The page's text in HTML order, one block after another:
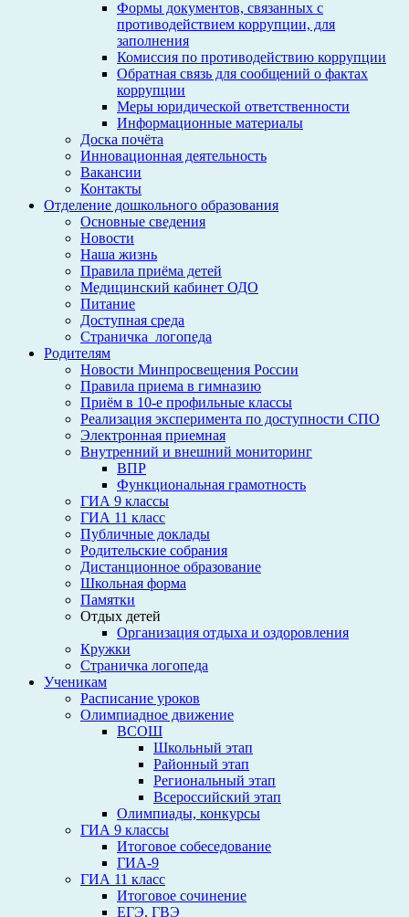
Формы документов, связанных с
противодействием коррупции, для
заполнения
Комиссия по противодействию коррупции
Обратная связь для сообщений о фактах
коррупции
Меры юридической ответственности
Информационные материалы
Доска почёта
Инновационная деятельность
Вакансии
Контакты
Отделение дошкольного образования
Основные сведения
Новости
Наша жизнь
Правила приёма детей
Медицинский кабинет ОДО
Питание
Доступная среда
Страничка_логопеда
Родителям
Новости Минпросвещения России
Правила приема в гимназию
Приём в 10-е профильные классы
Реализация эксперимента по доступности СПО
Электронная приемная
Внутренний и внешний мониторинг
ВПР
Функциональная грамотность
ГИА 9 классы
ГИА 11 класс
Публичные доклады
Родительские собрания
Дистанционное образование
Школьная форма
Памятки
Отдых детей
Организация отдыха и оздоровления
Кружки
Страничка логопеда
Ученикам
Расписание уроков
Олимпиадное движение
ВСОШ
Школьный этап
Районный этап
Региональный этап
Всероссийский этап
Олимпиады, конкурсы
ГИА 9 классы
Итоговое собеседование
ГИА-9
ГИА 11 класс
Итоговое сочинение
ЕГЭ, ГВЭ